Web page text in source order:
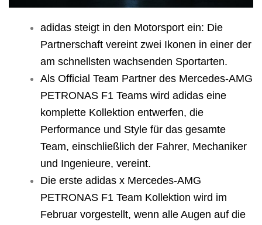
adidas steigt in den Motorsport ein: Die
Partnerschaft vereint zwei Ikonen in einer der
am schnellsten wachsenden Sportarten.
Als Official Team Partner des Mercedes-AMG
PETRONAS F1 Teams wird adidas eine
komplette Kollektion entwerfen, die
Performance und Style für das gesamte
Team, einschließlich der Fahrer, Mechaniker
und Ingenieure, vereint.
Die erste adidas x Mercedes-AMG
PETRONAS F1 Team Kollektion wird im
Februar vorgestellt, wenn alle Augen auf die